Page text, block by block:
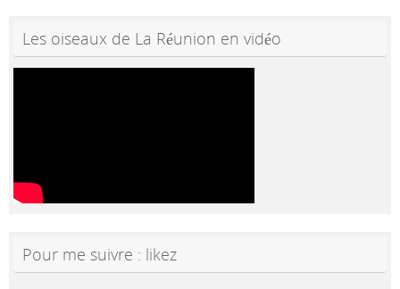
Les oiseaux de La Réunion en vidéo
Pour me suivre : likez